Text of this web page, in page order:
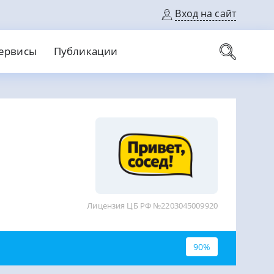
Вход на сайт
Без справок
На длительный срок
Публикации
Лицензия ЦБ РФ №2203045009920
90%